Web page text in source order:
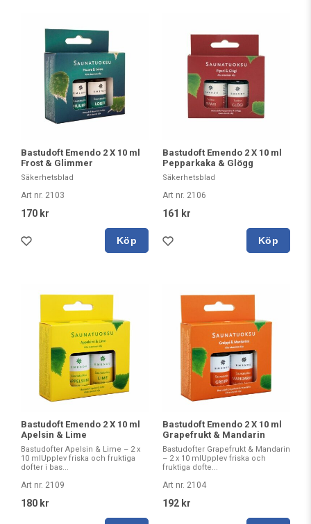
Bastudoft Emendo 2 X 10 ml
Frost & Glimmer
Säkerhetsblad
Art nr. 2103
170 kr
Köp
Bastudoft Emendo 2 X 10 ml
Pepparkaka & Glögg
Säkerhetsblad
Art nr. 2106
161 kr
Köp
Bastudoft Emendo 2 X 10 ml
Apelsin & Lime
Bastudofter Apelsin & Lime – 2 x
10 mlUpplev friska och fruktiga
dofter i bas...
Art nr. 2109
180 kr
Bastudoft Emendo 2 X 10 ml
Grapefrukt & Mandarin
Bastudofter Grapefrukt & Mandarin
– 2 x 10 mlUpplev friska och
fruktiga dofte...
Art nr. 2104
192 kr